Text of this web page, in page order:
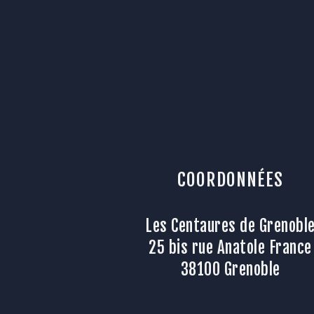
COORDONNÉES
Les Centaures de
25 bis rue Anatole France
38100 Grenoble